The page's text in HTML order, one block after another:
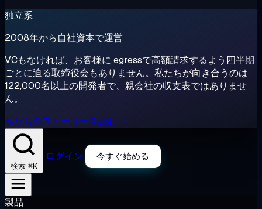
独立系
2008年から自社資本で運営
VCもなければ、お客様に egressで高額請求するよう四半期
ごとに迫る取締役会もありません。私たちが向き合うのは
122,000名以上の開発者で、親会社の収支表ではありませ
ん。
私たちのストーリーを読む →
検索 ⌘K
ログイン 今すぐ始める
製品